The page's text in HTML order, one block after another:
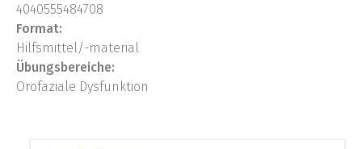
4040555484708
Format:
Hilfsmittel/-material
Übungsbereiche:
Orofaziale Dysfunktion